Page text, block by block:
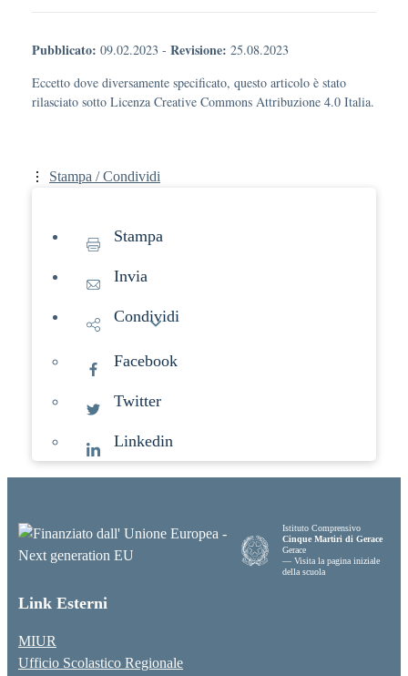
Pubblicato: 09.02.2023 - Revisione: 25.08.2023
Eccetto dove diversamente specificato, questo articolo è stato
rilasciato sotto Licenza Creative Commons Attribuzione 4.0 Italia.
Stampa / Condividi
Stampa
Invia
Condividi
Facebook
Twitter
Linkedin
Istituto Comprensivo
Cinque Martiri di Gerace
Gerace
— Visita la pagina iniziale
della scuola
Link Esterni
MIUR
Ufficio Scolastico Regionale